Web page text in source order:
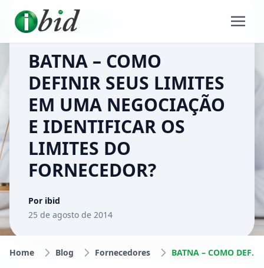
FORNECEDORES
BATNA – COMO
DEFINIR SEUS LIMITES
EM UMA NEGOCIAÇÃO
E IDENTIFICAR OS
LIMITES DO
FORNECEDOR?
Por ibid
25 de agosto de 2014
Home Blog Fornecedores BATNA – COMO DEFINIR SEUS LIMITES EM UMA NEGOCIAÇÃO E IDENTIFICAR OS LIMITES DO FORNECEDOR?